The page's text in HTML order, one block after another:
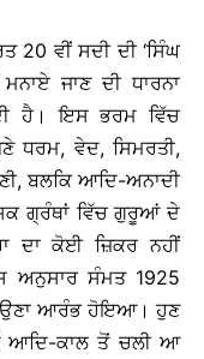
20 ਵੀਂ ਸਦੀ ਦੀ ‘ਸਿੰਘ
ਜਾਣ ਦੀ ਧਾਰਨਾ
ਹੈ। ਇਸ ਭਰਮ ਵਿੱਚ
ਧਰਮ, ਵੇਦ, ਸਿਮਰਤੀ,
ਬਲਕਿ ਆਦਿ-ਅਨਾਦੀ
ਗ੍ਰੰਥਾਂ ਵਿੱਚ ਗੁਰੂਆਂ ਦੇ
ਦਾ ਕੋਈ ਜ਼ਿਕਰ ਨਹੀਂ
ਅਨੁਸਾਰ ਸੰਮਤ 1925
ਆਰੰਭ ਹੋਇਆ। ਹੁਣ
ਆਦਿ-ਕਾਲ ਤੋਂ ਚਲੀ ਆ